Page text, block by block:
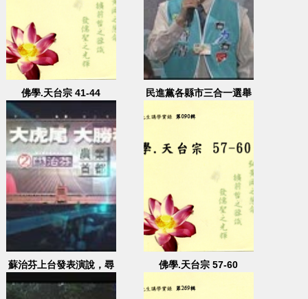
佛學.天台宗 41-44
民進黨各縣市三合一選舉
蘇治芬上台發表演說，尋
佛學.天台宗 57-60